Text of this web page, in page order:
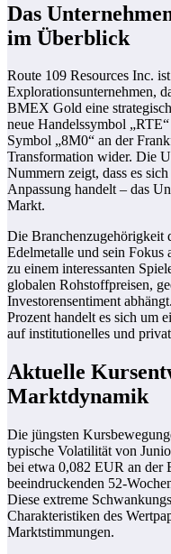
Das
im Überblick
Route 109 Resources Inc.
Explorationsunternehmen,
BMEX Gold eine
neue Handelssymbol
Symbol „8M0“ an der
Transformation wider. Die
Nummern zeigt, dass es
Anpassung handelt – das
Markt.
Die Branchenzugehörigkeit
Edelmetalle und sein Fokus
zu einem interessanten
globalen Rohstoffpreisen,
Investorensentiment
Prozent handelt es sich um
auf institutionelles und
Aktuelle
Marktdynamik
Die jüngsten
typische Volatilität von
bei etwa 0,082 EUR an der
beeindruckenden 52-
Diese extreme
Charakteristiken des
Marktstimmungen.